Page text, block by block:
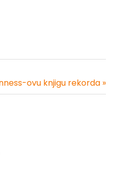
ovu knjigu rekorda »